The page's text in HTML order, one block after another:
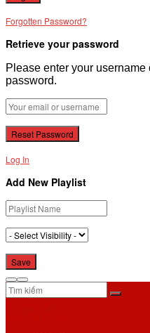
Forgotten Password?
Retrieve your password
Please enter your
password.
Log In
Add New Playlist